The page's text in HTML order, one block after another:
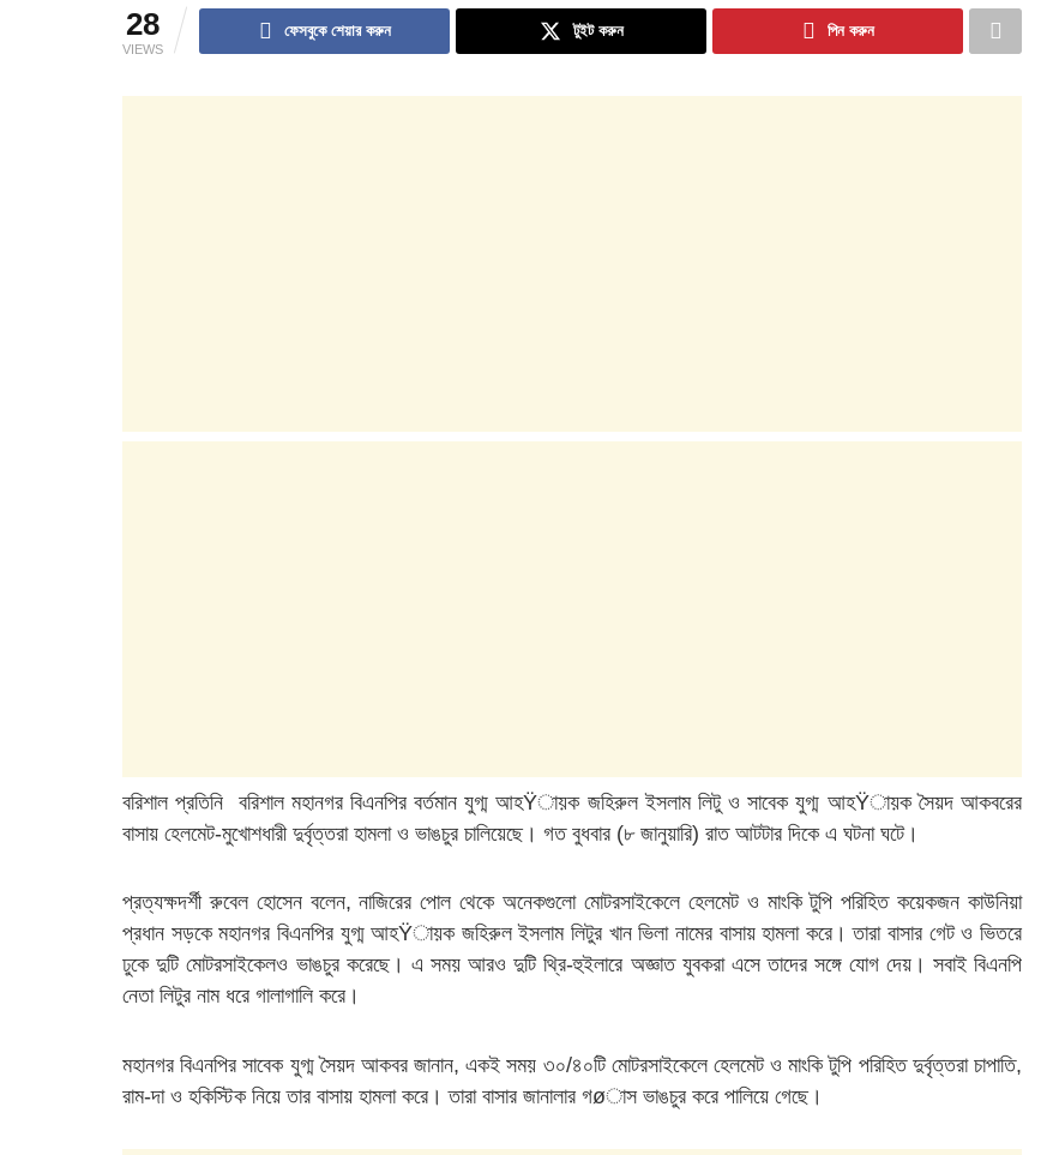
28
VIEWS
ফেসবুকে শেয়ার করুন টুইট করুন পিন করুন
বরিশাল প্রতিনি বরিশাল মহানগর বিএনপির বর্তমান যুগ্ম আহŸায়ক জহিরুল ইসলাম লিটু ও সাবেক যুগ্ম আহŸায়ক সৈয়দ আকবরের
বাসায় হেলমেট-মুখোশধারী দুর্বৃত্তরা হামলা ও ভাঙচুর চালিয়েছে। গত বুধবার (৮ জানুয়ারি) রাত আটটার দিকে এ ঘটনা ঘটে।
প্রত্যক্ষদর্শী রুবেল হোসেন বলেন, নাজিরের পোল থেকে অনেকগুলো মোটরসাইকেলে হেলমেট ও মাংকি টুপি পরিহিত কয়েকজন কাউনিয়া
প্রধান সড়কে মহানগর বিএনপির যুগ্ম আহŸায়ক জহিরুল ইসলাম লিটুর খান ভিলা নামের বাসায় হামলা করে। তারা বাসার গেট ও ভিতরে
ঢুকে দুটি মোটরসাইকেলও ভাঙচুর করেছে। এ সময় আরও দুটি থ্রি-হুইলারে অজ্ঞাত যুবকরা এসে তাদের সঙ্গে যোগ দেয়। সবাই বিএনপি
নেতা লিটুর নাম ধরে গালাগালি করে।
মহানগর বিএনপির সাবেক যুগ্ম সৈয়দ আকবর জানান, একই সময় ৩০/৪০টি মোটরসাইকেলে হেলমেট ও মাংকি টুপি পরিহিত দুর্বৃত্তরা চাপাতি,
রাম-দা ও হকিস্টিক নিয়ে তার বাসায় হামলা করে। তারা বাসার জানালার গøাস ভাঙচুর করে পালিয়ে গেছে।